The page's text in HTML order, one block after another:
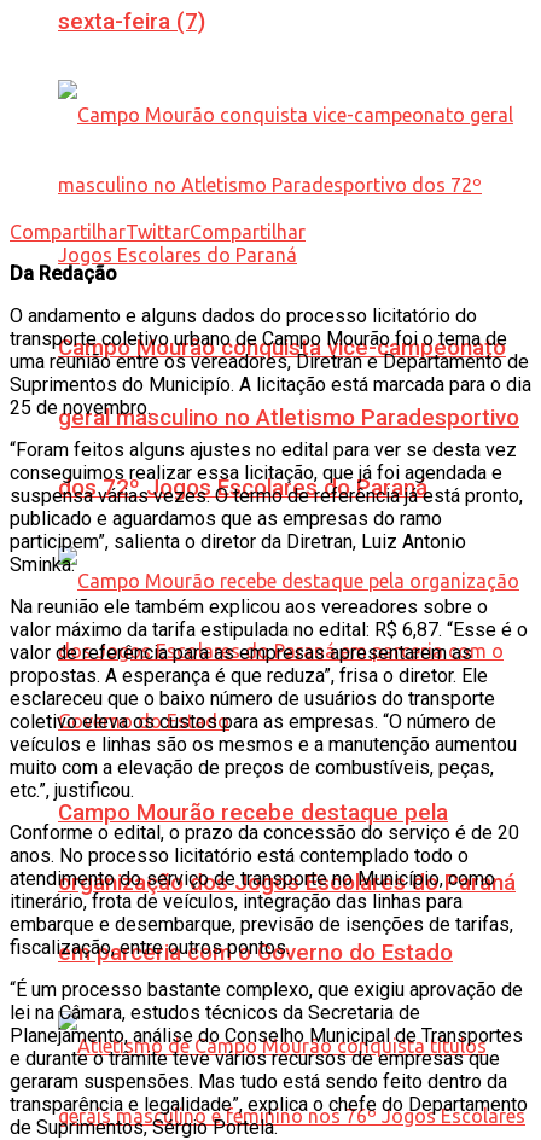
sexta-feira (7)
Campo Mourão conquista vice-campeonato
geral masculino no Atletismo Paradesportivo
dos 72º Jogos Escolares do Paraná
Campo Mourão recebe destaque pela
organização dos Jogos Escolares do Paraná
em parceria com o Governo do Estado
CompartilharTwittarCompartilhar
Da Redação
O andamento e alguns dados do processo licitatório do
transporte coletivo urbano de Campo Mourão foi o tema de
uma reunião entre os vereadores, Diretran e Departamento de
Suprimentos do Municipío. A licitação está marcada para o dia
25 de novembro.
“Foram feitos alguns ajustes no edital para ver se desta vez
conseguimos realizar essa licitação, que já foi agendada e
suspensa várias vezes. O termo de referência já está pronto,
publicado e aguardamos que as empresas do ramo
participem”, salienta o diretor da Diretran, Luiz Antonio
Sminka.
Na reunião ele também explicou aos vereadores sobre o
valor máximo da tarifa estipulada no edital: R$ 6,87. “Esse é o
valor de referência para as empresas apresentarem as
propostas. A esperança é que reduza”, frisa o diretor. Ele
esclareceu que o baixo número de usuários do transporte
coletivo eleva os custos para as empresas. “O número de
veículos e linhas são os mesmos e a manutenção aumentou
muito com a elevação de preços de combustíveis, peças,
etc.”, justificou.
Conforme o edital, o prazo da concessão do serviço é de 20
anos. No processo licitatório está contemplado todo o
atendimento do serviço de transporte no Município, como
itinerário, frota de veículos, integração das linhas para
embarque e desembarque, previsão de isenções de tarifas,
fiscalização, entre outros pontos.
“É um processo bastante complexo, que exigiu aprovação de
lei na Câmara, estudos técnicos da Secretaria de
Planejamento, análise do Conselho Municipal de Transportes
e durante o trâmite teve vários recursos de empresas que
geraram suspensões. Mas tudo está sendo feito dentro da
transparência e legalidade”, explica o chefe do Departamento
de Suprimentos, Sérgio Portela.